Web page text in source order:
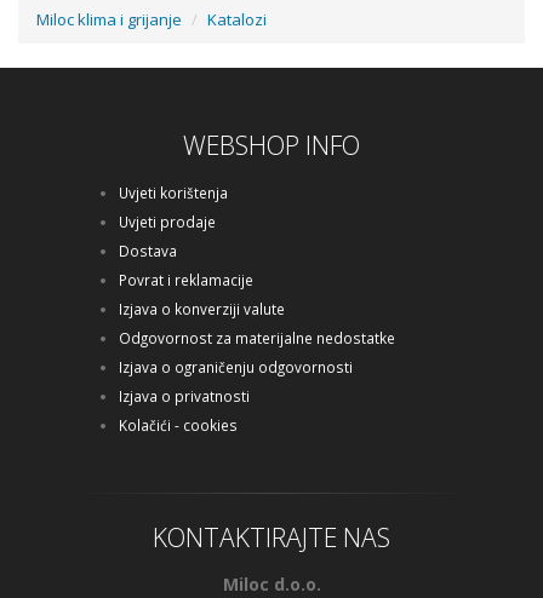
Miloc klima i grijanje Katalozi
WEBSHOP INFO
Uvjeti korištenja
Uvjeti prodaje
Dostava
Povrat i reklamacije
Izjava o konverziji valute
Odgovornost za materijalne nedostatke
Izjava o ograničenju odgovornosti
Izjava o privatnosti
Kolačići - cookies
KONTAKTIRAJTE NAS
Miloc d.o.o.